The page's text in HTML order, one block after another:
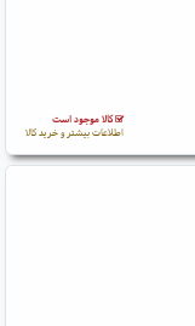
کالا موجود است
اطلاعات بیشتر و خرید کالا